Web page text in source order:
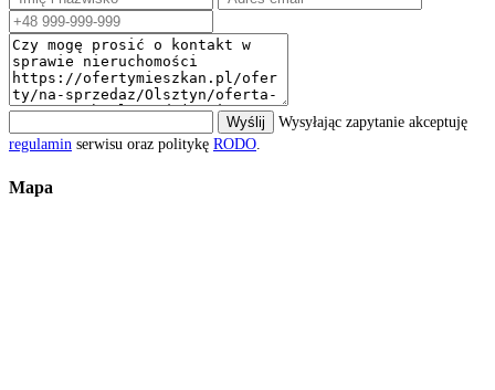
Wyślij
Wysyłając zapytanie akceptuję
regulamin serwisu oraz politykę RODO.
Mapa